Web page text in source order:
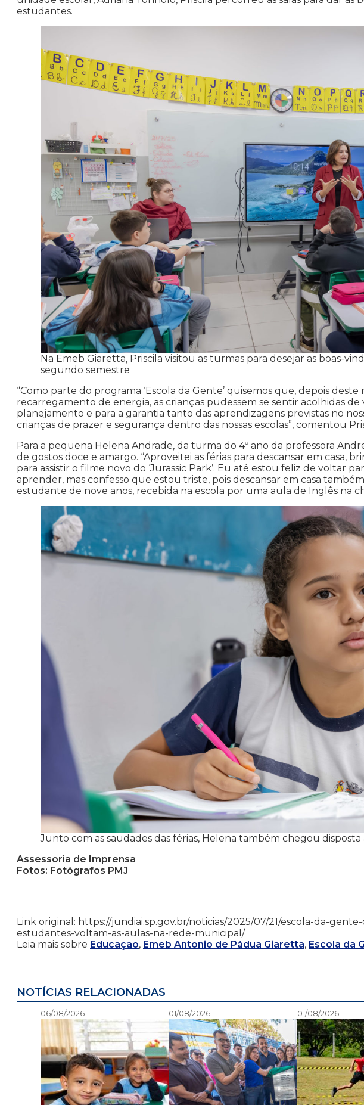
estudantes.
Na Emeb Giaretta, Priscila visitou as turmas para desejar as boas-
segundo semestre
“Como parte do programa ‘Escola da Gente’ quisemos que, depois
recarregamento de energia, as crianças pudessem se sentir acolhidas de
planejamento e para a garantia tanto das aprendizagens previstas no
crianças de prazer e segurança dentro das nossas escolas”, comentou
Para a pequena Helena Andrade, da turma do 4º ano da professora
de gostos doce e amargo. “Aproveitei as férias para descansar em casa,
para assistir o filme novo do ‘Jurassic Park’. Eu até estou feliz de voltar
aprender, mas confesso que estou triste, pois descansar em casa
estudante de nove anos, recebida na escola por uma aula de Inglês na
Junto com as saudades das férias, Helena também chegou disposta
Assessoria de Imprensa
Fotos: Fotógrafos PMJ
Link original: https://jundiai.sp.gov.br/noticias/2025/07/21/escola-da-
estudantes-voltam-as-aulas-na-rede-municipal/
Leia mais sobre Educação, Emeb Antonio de Pádua Giaretta, Escola da
NOTÍCIAS RELACIONADAS
06/08/2026 01/08/2026 01/08/2026